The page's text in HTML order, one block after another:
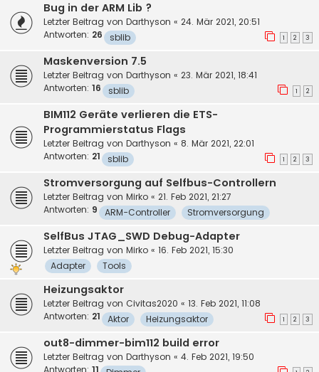
Bug in der ARM Lib ?
Letzter Beitrag von Darthyson « 24. Mär 2021, 20:51
Antworten: 26 1 2 3
sblib
Maskenversion 7.5
Letzter Beitrag von Darthyson « 23. Mär 2021, 18:41
Antworten: 16 1 2
sblib
BIM112 Geräte verlieren die ETS-
Programmierstatus Flags
Letzter Beitrag von Darthyson « 8. Mär 2021, 22:01
Antworten: 21 1 2 3
sblib
Stromversorgung auf Selfbus-Controllern
Letzter Beitrag von Mirko « 21. Feb 2021, 21:27
Antworten: 9 ARM-Controller Stromversorgung
SelfBus JTAG_SWD Debug-Adapter
Letzter Beitrag von Mirko « 16. Feb 2021, 15:30
Adapter
Tools
Heizungsaktor
Letzter Beitrag von Civitas2020 « 13. Feb 2021, 11:08
Antworten: 21 1 2 3
Aktor Heizungsaktor
out8-dimmer-bim112 build error
Letzter Beitrag von Darthyson « 4. Feb 2021, 19:50
Antworten: 11